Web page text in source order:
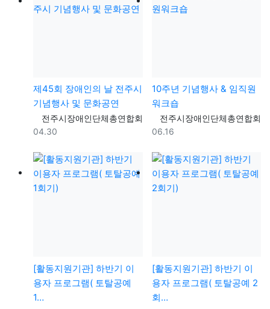
제45회 장애인의 날 전주시
기념행사 및 문화공연
등록자
전주시장애인단체총연합회
등록일
04.30
10주년 기념행사 & 임직원
워크숍
등록자
전주시장애인단체총연합회
등록일
06.16
[활동지원기관] 하반기 이
용자 프로그램( 토탈공예
1…
[활동지원기관] 하반기 이
용자 프로그램( 토탈공예 2
회…